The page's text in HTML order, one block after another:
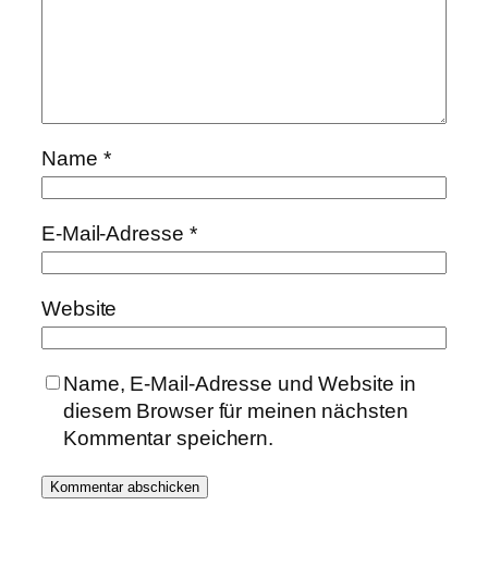
Name *
E-Mail-Adresse *
Website
Name, E-Mail-Adresse und Website in
diesem Browser für meinen nächsten
Kommentar speichern.